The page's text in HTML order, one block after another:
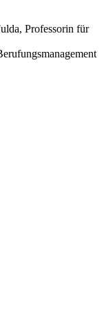
Professorin für